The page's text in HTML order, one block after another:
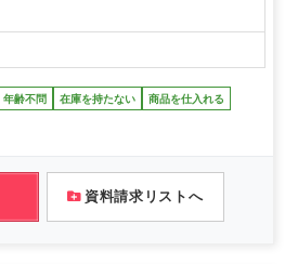
年齢不問 在庫を持たない 商品を仕入れる
資料請求リストへ